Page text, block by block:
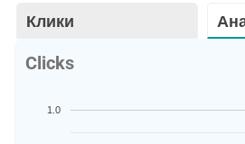
Клики
Clicks
1.0